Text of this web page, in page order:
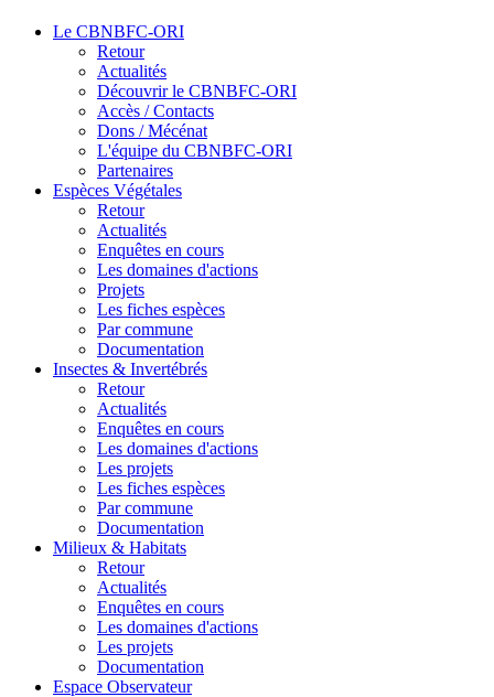
Le CBNBFC-ORI
Retour
Actualités
Découvrir le CBNBFC-ORI
Accès / Contacts
Dons / Mécénat
L'équipe du CBNBFC-ORI
Partenaires
Espèces Végétales
Retour
Actualités
Enquêtes en cours
Les domaines d'actions
Projets
Les fiches espèces
Par commune
Documentation
Insectes & Invertébrés
Retour
Actualités
Enquêtes en cours
Les domaines d'actions
Les projets
Les fiches espèces
Par commune
Documentation
Milieux & Habitats
Retour
Actualités
Enquêtes en cours
Les domaines d'actions
Les projets
Documentation
Espace Observateur